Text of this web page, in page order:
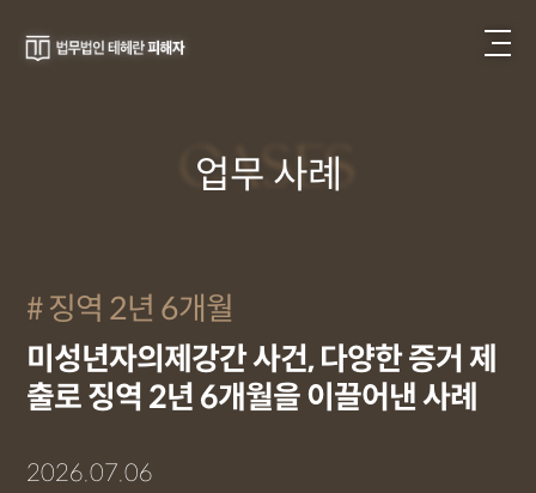
CASES
업무 사례
징역 2년 6개월
미성년자의제강간 사건, 다양한 증거 제
출로 징역 2년 6개월을 이끌어낸 사례
2026.07.06